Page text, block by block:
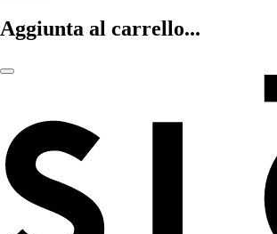
Aggiunta al carrello...